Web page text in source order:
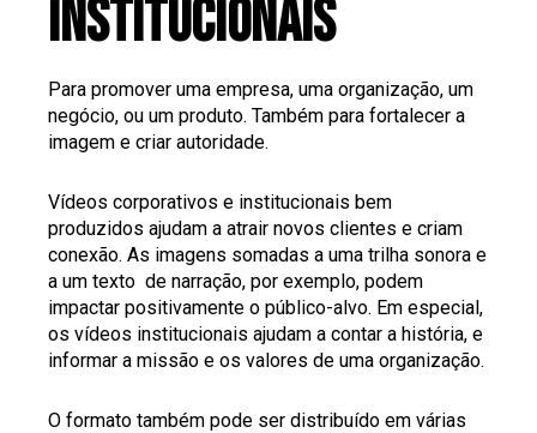
institucionais
Para promover uma empresa, uma organização, um
negócio, ou um produto. Também para fortalecer a
imagem e criar autoridade.
Vídeos corporativos e institucionais bem
produzidos ajudam a atrair novos clientes e criam
conexão. As imagens somadas a uma trilha sonora e
a um texto de narração, por exemplo, podem
impactar positivamente o público-alvo. Em especial,
os vídeos institucionais ajudam a contar a história, e
informar a missão e os valores de uma organização.
O formato também pode ser distribuído em várias